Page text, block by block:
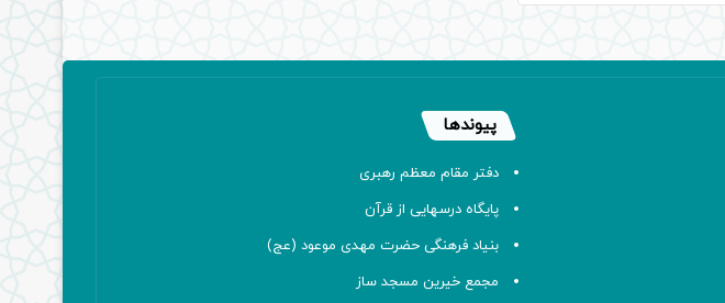
پیوندها
دفتر مقام معظم رهبری
پایگاه درسهایی از قرآن
بنیاد فرهنگی حضرت مهدی موعود (عج)
مجمع خیرین مسجد ساز